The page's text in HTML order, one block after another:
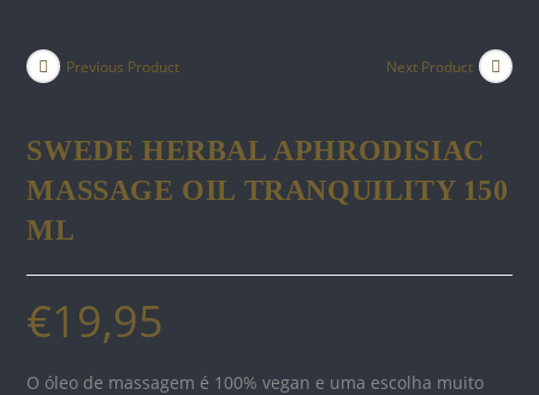
Previous Product Next Product
SWEDE HERBAL APHRODISIAC
MASSAGE OIL TRANQUILITY 150
ML
€19,95
O óleo de massagem é 100% vegan e uma escolha muito